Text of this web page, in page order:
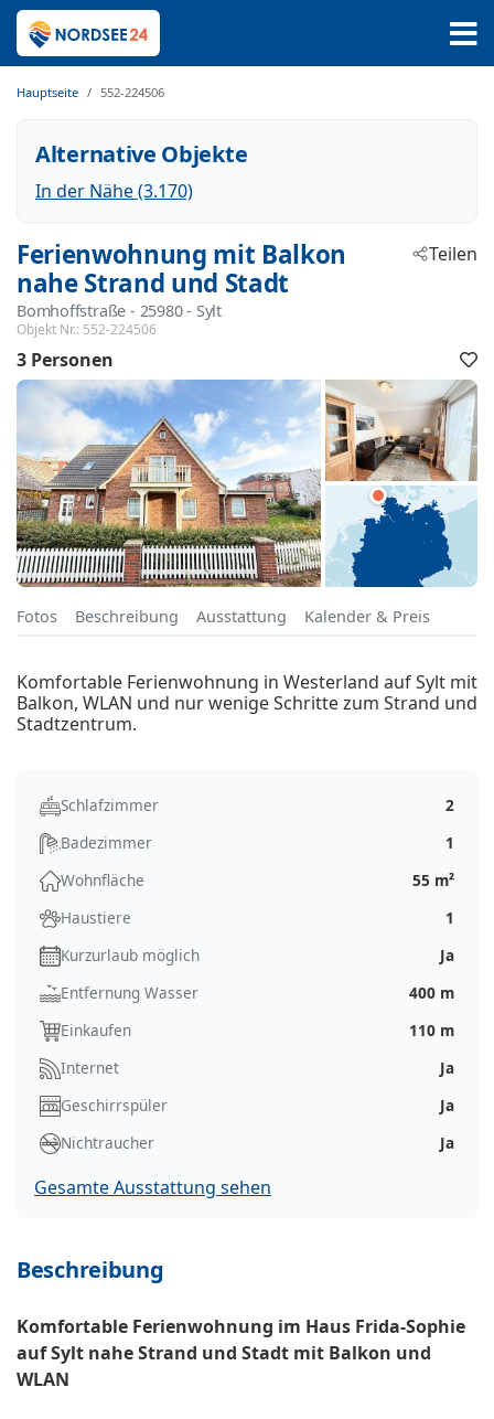
Hauptseite 552-224506
Alternative Objekte
In der Nähe (3.170)
Ferienwohnung mit Balkon
nahe Strand und Stadt
Bomhoffstraße - 25980 - Sylt
Objekt Nr.: 552-224506
Teilen
3 Personen
Fotos Beschreibung Ausstattung Kalender & Preis
Komfortable Ferienwohnung in Westerland auf Sylt mit
Balkon, WLAN und nur wenige Schritte zum Strand und
Stadtzentrum.
Schlafzimmer
2
Badezimmer
1
Wohnfläche
55 m²
Haustiere
1
Kurzurlaub möglich
Ja
Entfernung Wasser
400 m
Einkaufen
110 m
Internet
Ja
Geschirrspüler
Ja
Nichtraucher
Ja
Gesamte Ausstattung sehen
Beschreibung
Komfortable Ferienwohnung im Haus Frida-Sophie
auf Sylt nahe Strand und Stadt mit Balkon und
WLAN